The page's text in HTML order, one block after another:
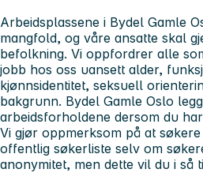
Arbeidsplassene i Bydel Gamle
mangfold, og våre ansatte skal
befolkning. Vi oppfordrer alle
jobb hos oss uansett alder,
kjønnsidentitet, seksuell
bakgrunn. Bydel Gamle Oslo
arbeidsforholdene dersom du
Vi gjør oppmerksom på at
offentlig søkerliste selv om
anonymitet, men dette vil du i så